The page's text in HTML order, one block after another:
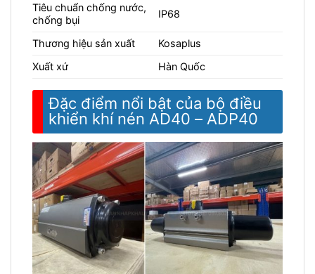
Tiêu chuẩn chống nước,
chống bụi
IP68
Thương hiệu sản xuất
Kosaplus
Xuất xứ
Hàn Quốc
Đặc điểm nổi bật của bộ điều
khiển khí nén AD40 – ADP40